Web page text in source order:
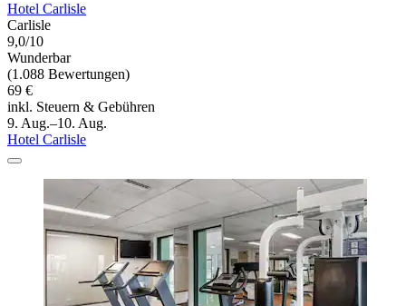
Hotel Carlisle
Carlisle
9,0/10
Wunderbar
(1.088 Bewertungen)
69 €
inkl. Steuern & Gebühren
9. Aug.–10. Aug.
Hotel Carlisle